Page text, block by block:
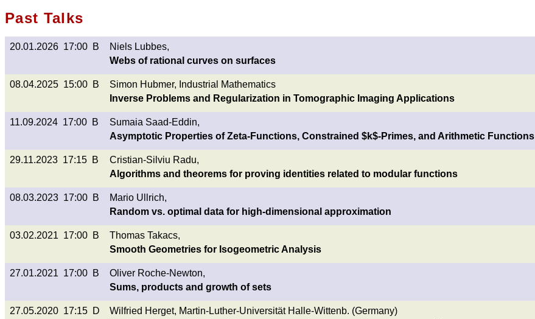
Past Talks
20.01.2026 17:00 B
Niels Lubbes,
Webs of rational curves on surfaces
08.04.2025 15:00 B
Simon Hubmer, Industrial Mathematics
Inverse Problems and Regularization in Tomographic Imaging Applications
11.09.2024 17:00 B
Sumaia Saad-Eddin,
Asymptotic Properties of Zeta-Functions, Constrained $k$-Primes, and Arithmetic Functions
29.11.2023 17:15 B
Cristian-Silviu Radu,
Algorithms and theorems for proving identities related to modular functions
08.03.2023 17:00 B
Mario Ullrich,
Random vs. optimal data for high-dimensional approximation
03.02.2021 17:00 B
Thomas Takacs,
Smooth Geometries for Isogeometric Analysis
27.01.2021 17:00 B
Oliver Roche-Newton,
Sums, products and growth of sets
27.05.2020 17:15 D
Wilfried Herget, Martin-Luther-Universität Halle-Wittenb. (Germany)